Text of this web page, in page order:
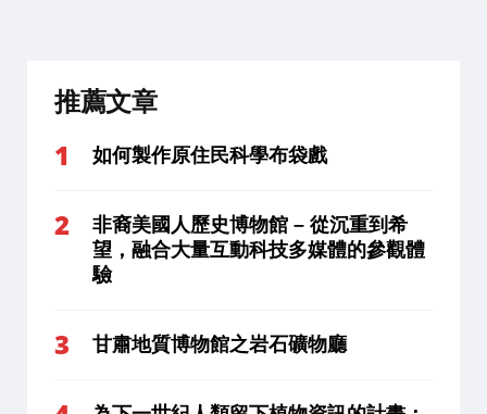
推薦文章
如何製作原住民科學布袋戲
非裔美國人歷史博物館 – 從沉重到希
望，融合大量互動科技多媒體的參觀體
驗
甘肅地質博物館之岩石礦物廳